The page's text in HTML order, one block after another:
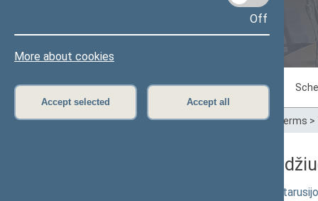
Off
More about cookies
Accept selected Accept all
Sitting in progress Plenary sittings
Home>Plenary sittings>Parliamentary terms >
08/18/2020 Seimo
Seimo rezoliucijos „Dėl padėties